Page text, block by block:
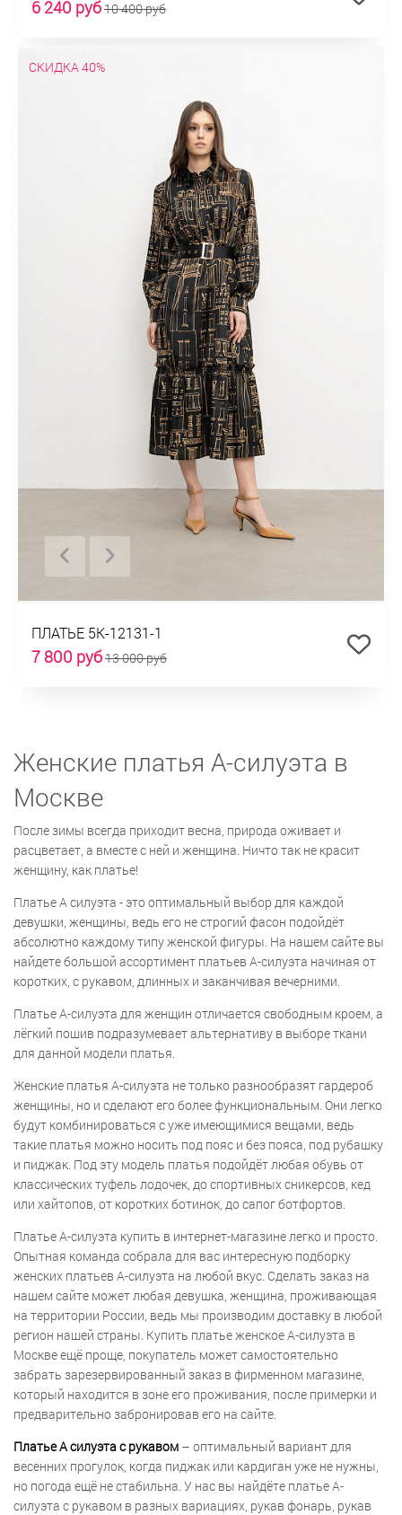
6 240 руб10 400 руб
СКИДКА 40%
ПЛАТЬЕ 5К-12131-1
7 800 руб13 000 руб
Женские платья А-силуэта в
Москве
После зимы всегда приходит весна, природа оживает и
расцветает, а вместе с ней и женщина. Ничто так не красит
женщину, как платье!
Платье А силуэта - это оптимальный выбор для каждой
девушки, женщины, ведь его не строгий фасон подойдёт
абсолютно каждому типу женской фигуры. На нашем сайте вы
найдете большой ассортимент платьев А-силуэта начиная от
коротких, с рукавом, длинных и заканчивая вечерними.
Платье А-силуэта для женщин отличается свободным кроем, а
лёгкий пошив подразумевает альтернативу в выборе ткани
для данной модели платья.
Женские платья А-силуэта не только разнообразят гардероб
женщины, но и сделают его более функциональным. Они легко
будут комбинироваться с уже имеющимися вещами, ведь
такие платья можно носить под пояс и без пояса, под рубашку
и пиджак. Под эту модель платья подойдёт любая обувь от
классических туфель лодочек, до спортивных сникерсов, кед
или хайтопов, от коротких ботинок, до сапог ботфортов.
Платье А-силуэта купить в интернет-магазине легко и просто.
Опытная команда собрала для вас интересную подборку
женских платьев А-силуэта на любой вкус. Сделать заказ на
нашем сайте может любая девушка, женщина, проживающая
на территории России, ведь мы производим доставку в любой
регион нашей страны. Купить платье женское А-силуэта в
Москве ещё проще, покупатель может самостоятельно
забрать зарезервированный заказ в фирменном магазине,
который находится в зоне его проживания, после примерки и
предварительно забронировав его на сайте.
Платье А силуэта с рукавом – оптимальный вариант для
весенних прогулок, когда пиджак или кардиган уже не нужны,
но погода ещё не стабильна. У нас вы найдёте платье А-
силуэта с рукавом в разных вариациях, рукав фонарь, рукав